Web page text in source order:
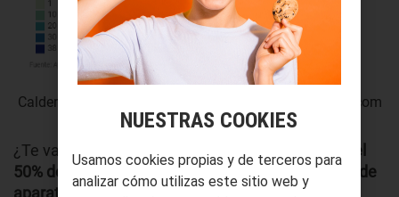
Calderas de carbón en Madrid a 2019 | elconfidencial.com
¿Te va encajando ya todo? Se estima que
más del
50% de las calderas de Europa (unos 65 millones de
aparatos) son ineficientes. Para más inri, casi la
NUESTRAS COOKIES
Usamos cookies propias y de terceros para
analizar cómo utilizas este sitio web y